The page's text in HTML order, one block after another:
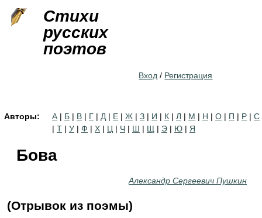
Стихи
русских
поэтов
Вход / Регистрация
Авторы: А | Б | В | Г | Д | Е | Ж | З | И | К | Л | М | Н | О | П | Р | С
| Т | У | Ф | Х | Ц | Ч | Ш | Щ | Э | Ю | Я
Бова
Александр Сергеевич Пушкин
(Отрывок из поэмы)